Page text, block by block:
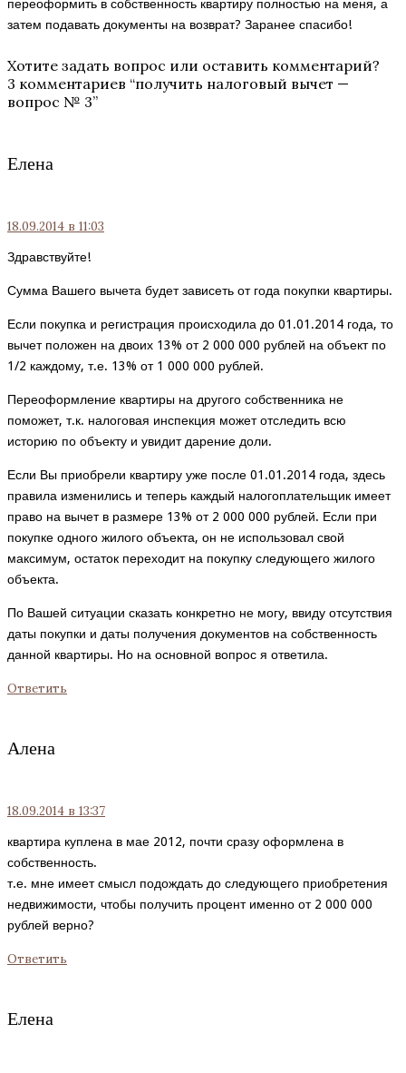
переоформить в собственность квартиру полностью на меня, а
затем подавать документы на возврат? Заранее спасибо!
Хотите задать вопрос или оставить комментарий?
3 комментариев “получить налоговый вычет —
вопрос № 3”
Елена
18.09.2014 в 11:03
Здравствуйте!
Сумма Вашего вычета будет зависеть от года покупки квартиры.
Если покупка и регистрация происходила до 01.01.2014 года, то
вычет положен на двоих 13% от 2 000 000 рублей на объект по
1/2 каждому, т.е. 13% от 1 000 000 рублей.
Переоформление квартиры на другого собственника не
поможет, т.к. налоговая инспекция может отследить всю
историю по объекту и увидит дарение доли.
Если Вы приобрели квартиру уже после 01.01.2014 года, здесь
правила изменились и теперь каждый налогоплательщик имеет
право на вычет в размере 13% от 2 000 000 рублей. Если при
покупке одного жилого объекта, он не использовал свой
максимум, остаток переходит на покупку следующего жилого
объекта.
По Вашей ситуации сказать конкретно не могу, ввиду отсутствия
даты покупки и даты получения документов на собственность
данной квартиры. Но на основной вопрос я ответила.
Ответить
Алена
18.09.2014 в 13:37
квартира куплена в мае 2012, почти сразу оформлена в
собственность.
т.е. мне имеет смысл подождать до следующего приобретения
недвижимости, чтобы получить процент именно от 2 000 000
рублей верно?
Ответить
Елена